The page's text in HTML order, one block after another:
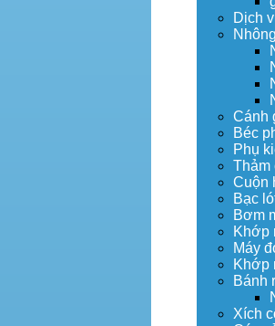
Dịch
Cánh
Béc
Phụ
Thảm
Cuộn
Bạc
Bơm
Khớp
Máy
Khớp
Bánh
Xích